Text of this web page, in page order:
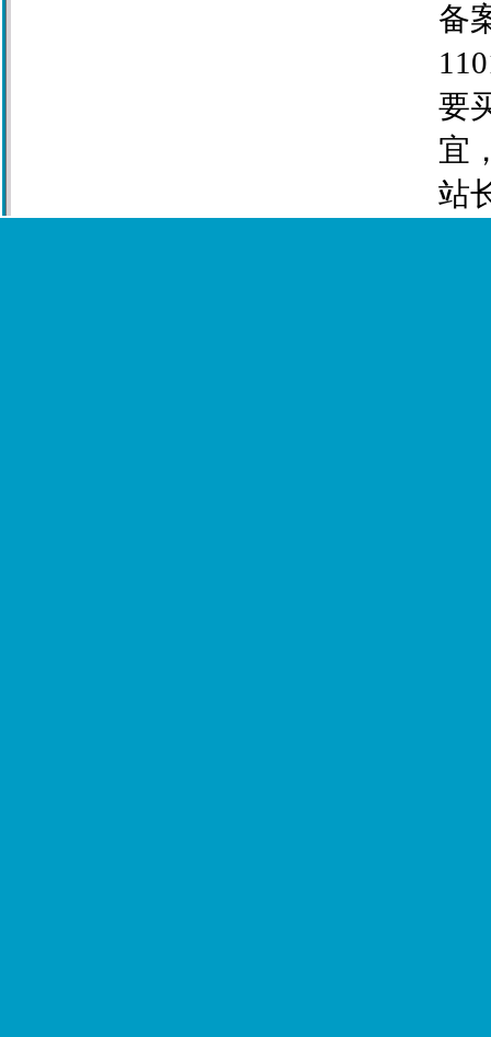
备
要
宜
站